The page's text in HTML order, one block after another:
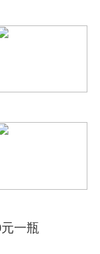
一瓶